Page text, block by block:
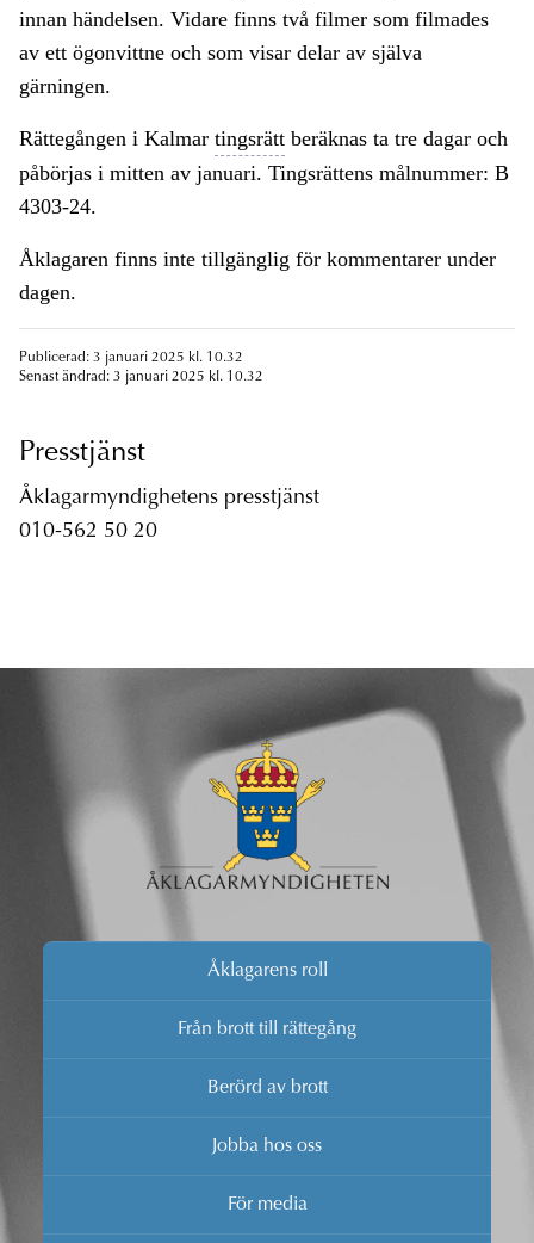
innan händelsen. Vidare finns två filmer som filmades
av ett ögonvittne och som visar delar av själva
gärningen.
Rättegången i Kalmar tingsrätt beräknas ta tre dagar och
påbörjas i mitten av januari. Tingsrättens målnummer: B
4303-24.
Åklagaren finns inte tillgänglig för kommentarer under
dagen.
Publicerad: 3 januari 2025 kl. 10.32
Senast ändrad: 3 januari 2025 kl. 10.32
Presstjänst
Åklagarmyndighetens presstjänst
010-562 50 20
Åklagarens roll
Från brott till rättegång
Berörd av brott
Jobba hos oss
För media